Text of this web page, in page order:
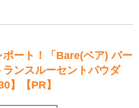
ート！「Bare(ベア) パー
ンスルーセントパウダ
】【PR】